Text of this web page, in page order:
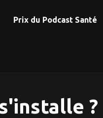
Prix du Podcast Santé
?